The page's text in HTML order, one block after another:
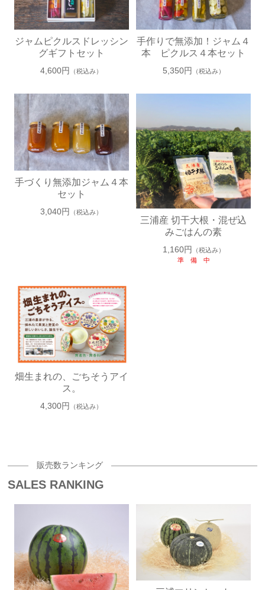
ジャムピクルスドレッシン
グギフトセット
4,600円 （税込み）
手作りで無添加！ジャム４
本 ピクルス４本セット
5,350円 （税込み）
11
手づくり無添加ジャム４本
セット
3,040円 （税込み）
三浦産 切干大根・混ぜ込
みごはんの素
1,160円
（税込み）
準 備 中
13
畑生まれの、ごちそうアイ
ス。
4,300円 （税込み）
販売数ランキング
SALES RANKING